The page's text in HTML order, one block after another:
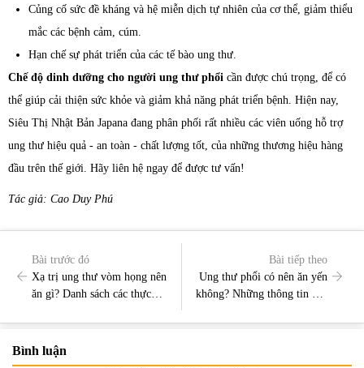
Củng cố sức đề kháng và hệ miễn dịch tự nhiên của cơ thể, giảm thiểu
mắc các bệnh cảm, cúm.
Hạn chế sự phát triển của các tế bào ung thư.
Chế độ dinh dưỡng cho người ung thư phổi cần được chú trọng, để có
thể giúp cải thiện sức khỏe và giảm khả năng phát triển bệnh. Hiện nay,
Siêu Thị Nhật Bản Japana đang phân phối rất nhiều các viên uống hỗ trợ
ung thư hiệu quả - an toàn - chất lượng tốt, của những thương hiệu hàng
đầu trên thế giới. Hãy liên hệ ngay để được tư vấn!
Tác giả: Cao Duy Phú
Bài trước đó
Xạ trị ung thư vòm họng nên
ăn gì? Danh sách các thực
Bài tiếp theo
Ung thư phổi có nên ăn yến
không? Những thông tin cần
Bình luận